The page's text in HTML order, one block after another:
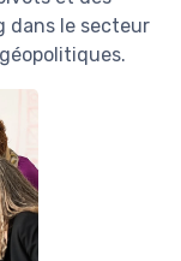
dans le secteur